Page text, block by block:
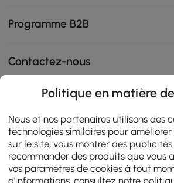
Programme B2B
Contactez-nous
108K
4.9
star
rating
AVIS CERTIFIÉS
Politique en matière
Nous et nos partenaires utilisons des
technologies similaires pour
sur le site, vous montrer des
recommander des produits que vous
vos paramètres de cookies à tout
d'informations, consultez notre